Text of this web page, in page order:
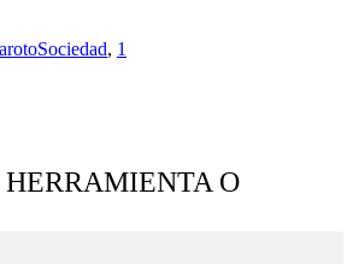
Sociedad, 1
O